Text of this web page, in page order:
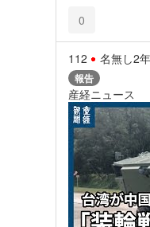
0
112 名無し2
報告
産経ニュース